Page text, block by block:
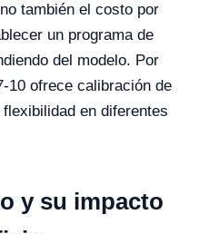
también el costo por
un programa de
del modelo. Por
10 ofrece calibración de
en diferentes
y su impacto